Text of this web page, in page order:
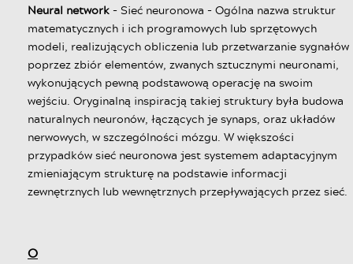
Neural network- Sieć neuronowa - Ogólna nazwa struktur
matematycznych i ich programowych lub sprzętowych
modeli, realizujących obliczenia lub przetwarzanie sygnałów
poprzez zbiór elementów, zwanych sztucznymi neuronami,
wykonujących pewną podstawową operację na swoim
wejściu. Oryginalną inspiracją takiej struktury była budowa
naturalnych neuronów, łączących je synaps, oraz układów
nerwowych, w szczególności mózgu. W większości
przypadków sieć neuronowa jest systemem adaptacyjnym
zmieniającym strukturę na podstawie informacji
zewnętrznych lub wewnętrznych przepływających przez sieć.
O